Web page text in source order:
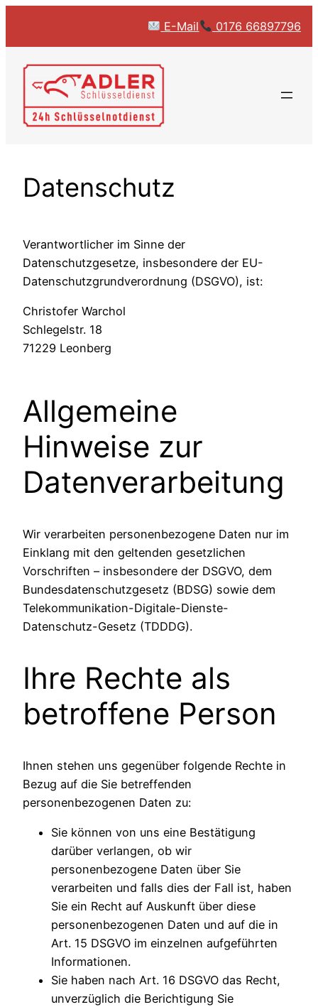
springen
E-Mail 0176 66897796
Datenschutz
Verantwortlicher im Sinne der
Datenschutzgesetze, insbesondere der EU-
Datenschutzgrundverordnung (DSGVO), ist:
Christofer Warchol
Schlegelstr. 18
71229 Leonberg
Allgemeine
Hinweise zur
Datenverarbeitung
Wir verarbeiten personenbezogene Daten nur im
Einklang mit den geltenden gesetzlichen
Vorschriften – insbesondere der DSGVO, dem
Bundesdatenschutzgesetz (BDSG) sowie dem
Telekommunikation-Digitale-Dienste-
Datenschutz-Gesetz (TDDDG).
Ihre Rechte als
betroffene Person
Ihnen stehen uns gegenüber folgende Rechte in
Bezug auf die Sie betreffenden
personenbezogenen Daten zu:
Sie können von uns eine Bestätigung
darüber verlangen, ob wir
personenbezogene Daten über Sie
verarbeiten und falls dies der Fall ist, haben
Sie ein Recht auf Auskunft über diese
personenbezogenen Daten und auf die in
Art. 15 DSGVO im einzelnen aufgeführten
Informationen.
Sie haben nach Art. 16 DSGVO das Recht,
unverzüglich die Berichtigung Sie